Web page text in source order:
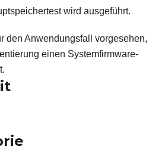
wird ausgeführt.
den Anwendungsfall vorgesehen,
einen Systemfirmware-